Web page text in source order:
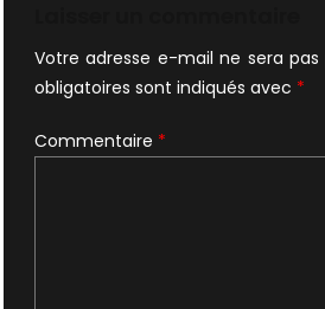
Votre adresse e-mail ne sera pas
obligatoires sont indiqués avec *
Commentaire *